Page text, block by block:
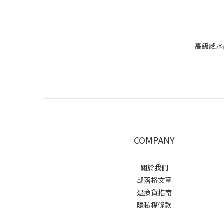
高級感
COMPANY
關於我們
部落格文章
退換貨指南
隱私權條款